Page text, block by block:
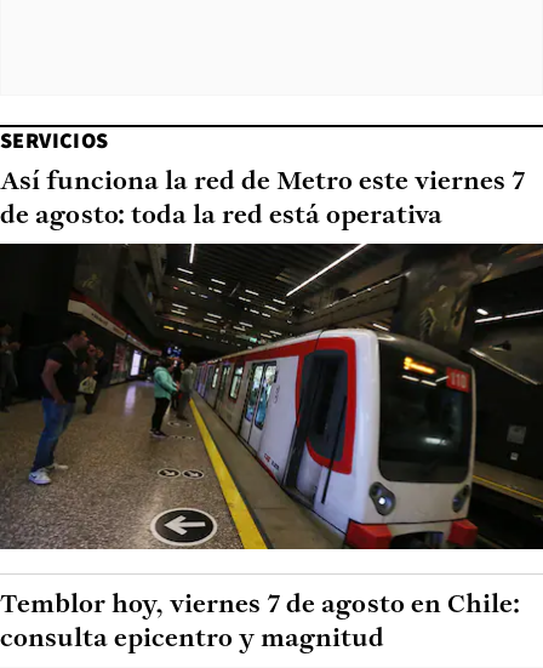
SERVICIOS
Así funciona la red de Metro este viernes 7
de agosto: toda la red está operativa
Temblor hoy, viernes 7 de agosto en Chile:
consulta epicentro y magnitud